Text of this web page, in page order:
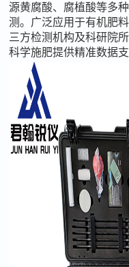
源黄腐酸、腐植酸等多
测。广泛应用于有机肥
三方检测机构及科研院
科学施肥提供精准数据支